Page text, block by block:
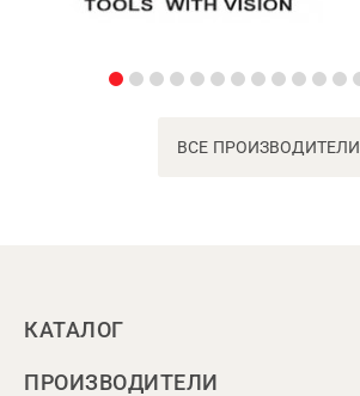
ВСЕ ПРОИЗВОДИТЕЛИ
КАТАЛОГ
ПРОИЗВОДИТЕЛИ